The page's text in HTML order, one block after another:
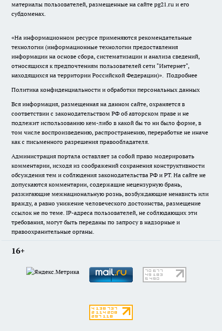
материалы пользователей, размещенные на сайте pg21.ru и его
субдоменах.
«На информационном ресурсе применяются рекомендательные
технологии (информационные технологии предоставления
информации на основе сбора, систематизации и анализа сведений,
относящихся к предпочтениям пользователей сети "Интернет",
находящихся на территории Российской Федерации)». Подробнее
Политика конфиденциальности и обработки персональных данных
Вся информация, размещенная на данном сайте, охраняется в
соответствии с законодательством РФ об авторском праве и не
подлежит использованию кем-либо в какой бы то ни было форме, в
том числе воспроизведению, распространению, переработке не иначе
как с письменного разрешения правообладателя.
Администрация портала оставляет за собой право модерировать
комментарии, исходя из соображений сохранения конструктивности
обсуждения тем и соблюдения законодательства РФ и РТ. На сайте не
допускаются комментарии, содержащие нецензурную брань,
разжигающие межнациональную рознь, возбуждающие ненависть или
вражду, а равно унижение человеческого достоинства, размещение
ссылок не по теме. IP-адреса пользователей, не соблюдающих эти
требования, могут быть переданы по запросу в надзорные и
правоохранительные органы.
16+